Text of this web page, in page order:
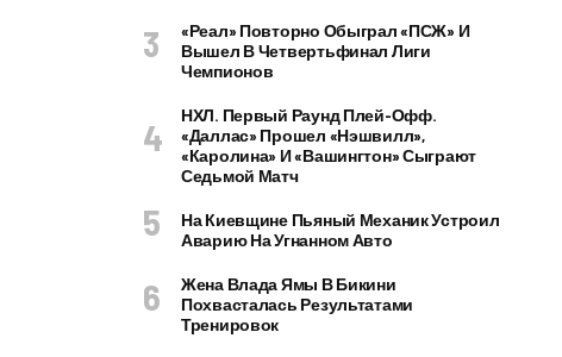
«Реал» Повторно Обыграл «ПСЖ» И
Вышел В Четвертьфинал Лиги
Чемпионов
НХЛ. Первый Раунд Плей-Офф.
«Даллас» Прошел «Нэшвилл»,
«Каролина» И «Вашингтон» Сыграют
Седьмой Матч
На Киевщине Пьяный Механик Устроил
Аварию На Угнанном Авто
Жена Влада Ямы В Бикини
Похвасталась Результатами
Тренировок